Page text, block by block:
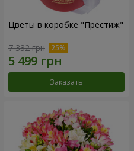
Цветы в коробке "Престиж"
7 332 грн
Заказать